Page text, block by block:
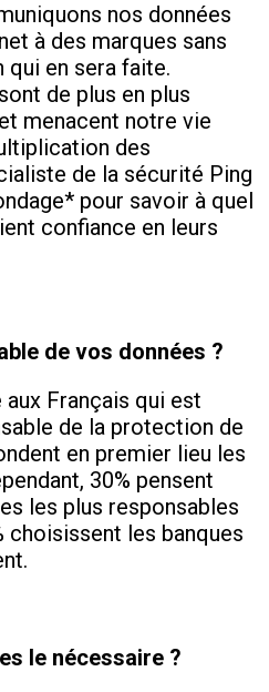
nos données
à des marques sans
qui en sera faite.
de plus en plus
menacent notre vie
des
de la sécurité Ping
pour savoir à quel
confiance en leurs
de vos données ?
aux Français qui est
de la protection de
en premier lieu les
30% pensent
les plus responsables
choisissent les banques
le nécessaire ?